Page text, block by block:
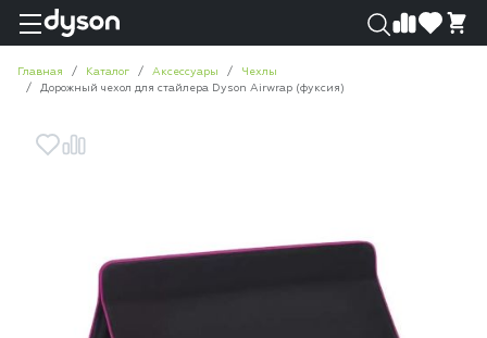
Главная Каталог Аксессуары
Чехлы
Дорожный чехол для стайлера Dyson Airwrap (фуксия)